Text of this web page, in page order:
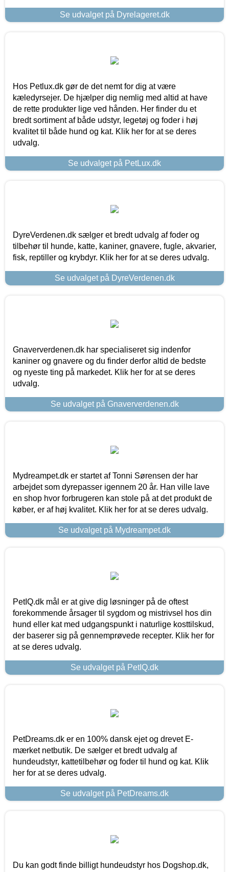
Se udvalget på Dyrelageret.dk
Hos Petlux.dk gør de det nemt for dig at være
kæledyrsejer. De hjælper dig nemlig med altid at have
de rette produkter lige ved hånden. Her finder du et
bredt sortiment af både udstyr, legetøj og foder i høj
kvalitet til både hund og kat. Klik her for at se deres
udvalg.
Se udvalget på PetLux.dk
DyreVerdenen.dk sælger et bredt udvalg af foder og
tilbehør til hunde, katte, kaniner, gnavere, fugle, akvarier,
fisk, reptiller og krybdyr. Klik her for at se deres udvalg.
Se udvalget på DyreVerdenen.dk
Gnaververdenen.dk har specialiseret sig indenfor
kaniner og gnavere og du finder derfor altid de bedste
og nyeste ting på markedet. Klik her for at se deres
udvalg.
Se udvalget på Gnaververdenen.dk
Mydreampet.dk er startet af Tonni Sørensen der har
arbejdet som dyrepasser igennem 20 år. Han ville lave
en shop hvor forbrugeren kan stole på at det produkt de
køber, er af høj kvalitet. Klik her for at se deres udvalg.
Se udvalget på Mydreampet.dk
PetIQ.dk mål er at give dig løsninger på de oftest
forekommende årsager til sygdom og mistrivsel hos din
hund eller kat med udgangspunkt i naturlige kosttilskud,
der baserer sig på gennemprøvede recepter. Klik her for
at se deres udvalg.
Se udvalget på PetIQ.dk
PetDreams.dk er en 100% dansk ejet og drevet E-
mærket netbutik. De sælger et bredt udvalg af
hundeudstyr, kattetilbehør og foder til hund og kat. Klik
her for at se deres udvalg.
Se udvalget på PetDreams.dk
Du kan godt finde billigt hundeudstyr hos Dogshop.dk,